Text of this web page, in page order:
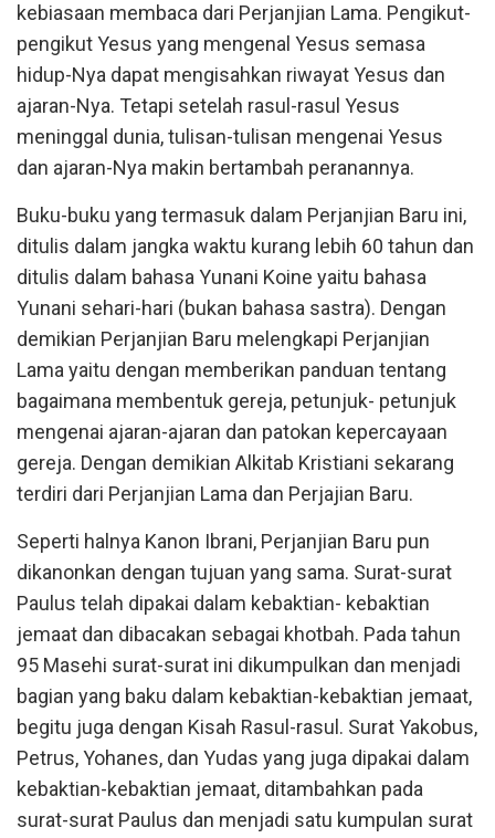
kebiasaan membaca dari Perjanjian Lama. Pengikut-
pengikut Yesus yang mengenal Yesus semasa
hidup-Nya dapat mengisahkan riwayat Yesus dan
ajaran-Nya. Tetapi setelah rasul-rasul Yesus
meninggal dunia, tulisan-tulisan mengenai Yesus
dan ajaran-Nya makin bertambah peranannya.
Buku-buku yang termasuk dalam Perjanjian Baru ini,
ditulis dalam jangka waktu kurang lebih 60 tahun dan
ditulis dalam bahasa Yunani Koine yaitu bahasa
Yunani sehari-hari (bukan bahasa sastra). Dengan
demikian Perjanjian Baru melengkapi Perjanjian
Lama yaitu dengan memberikan panduan tentang
bagaimana membentuk gereja, petunjuk- petunjuk
mengenai ajaran-ajaran dan patokan kepercayaan
gereja. Dengan demikian Alkitab Kristiani sekarang
terdiri dari Perjanjian Lama dan Perjajian Baru.
Seperti halnya Kanon Ibrani, Perjanjian Baru pun
dikanonkan dengan tujuan yang sama. Surat-surat
Paulus telah dipakai dalam kebaktian- kebaktian
jemaat dan dibacakan sebagai khotbah. Pada tahun
95 Masehi surat-surat ini dikumpulkan dan menjadi
bagian yang baku dalam kebaktian-kebaktian jemaat,
begitu juga dengan Kisah Rasul-rasul. Surat Yakobus,
Petrus, Yohanes, dan Yudas yang juga dipakai dalam
kebaktian-kebaktian jemaat, ditambahkan pada
surat-surat Paulus dan menjadi satu kumpulan surat